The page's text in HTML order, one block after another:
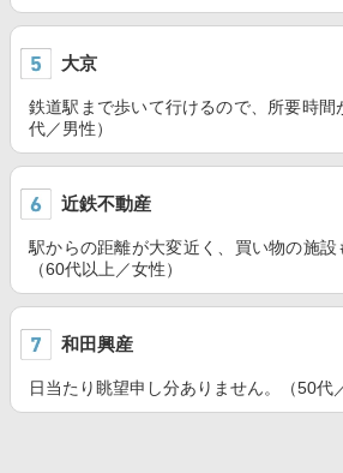
大京
鉄道駅まで歩いて行けるので、所要時間
代／男性）
近鉄不動産
駅からの距離が大変近く、買い物の施設
（60代以上／女性）
和田興産
日当たり眺望申し分ありません。（50代